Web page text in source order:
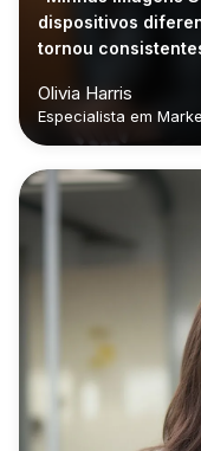
dispositivos
tornou
Olivia Harris
Especialista em